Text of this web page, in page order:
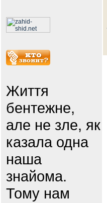
Життя
бентежне,
але не зле, як
казала одна
наша
знайома.
Тому нам